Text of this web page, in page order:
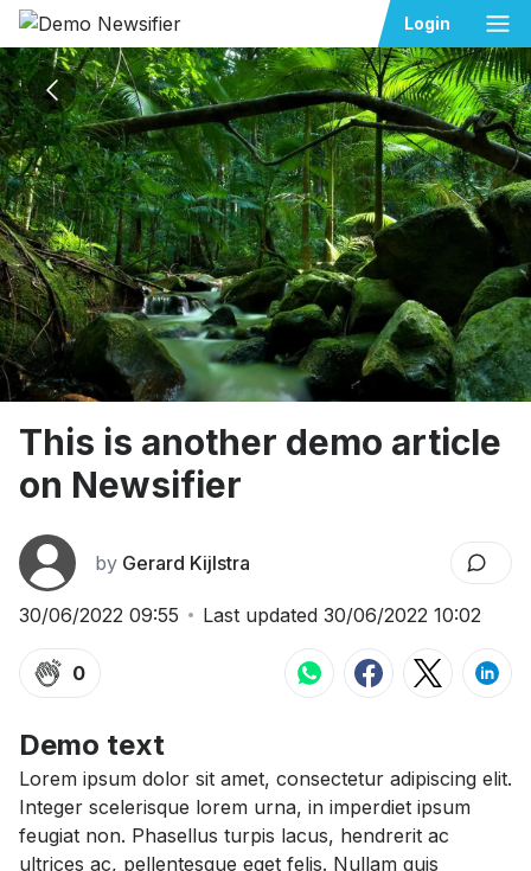
Login
This is another demo article
on Newsifier
by Gerard Kijlstra
30/06/2022 09:55 Last updated 30/06/2022 10:02
0
Demo text
Lorem ipsum dolor sit amet, consectetur adipiscing elit.
Integer scelerisque lorem urna, in imperdiet ipsum
feugiat non. Phasellus turpis lacus, hendrerit ac
ultrices ac, pellentesque eget felis. Nullam quis